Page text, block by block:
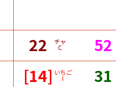
22 チャ
C 52
[14] いちご
I 31